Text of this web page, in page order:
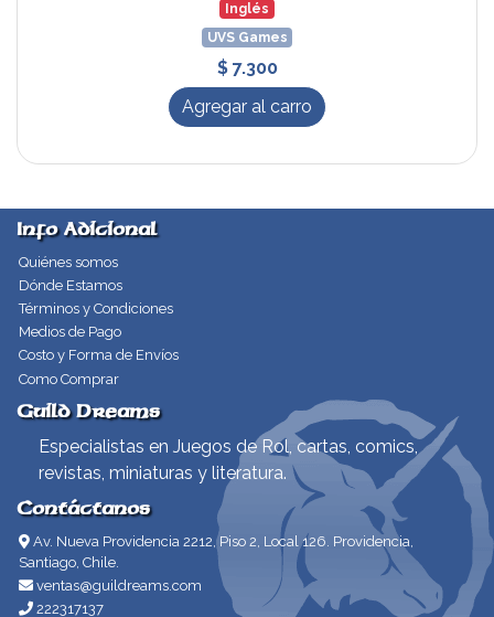
Inglés
UVS Games
$ 7.300
Agregar al carro
Info Adicional
Quiénes somos
Dónde Estamos
Términos y Condiciones
Medios de Pago
Costo y Forma de Envíos
Como Comprar
Guild Dreams
Especialistas en Juegos de Rol, cartas, comics,
revistas, miniaturas y literatura.
Contáctanos
Av. Nueva Providencia 2212, Piso 2, Local 126. Providencia,
Santiago, Chile.
ventas@guildreams.com
222317137